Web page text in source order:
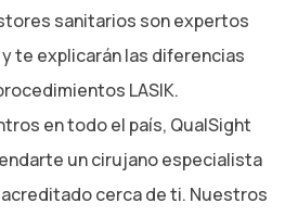
sanitarios son expertos
y te explicarán las diferencias
LASIK.
en todo el país, QualSight
un cirujano especialista
acreditado cerca de ti. Nuestros